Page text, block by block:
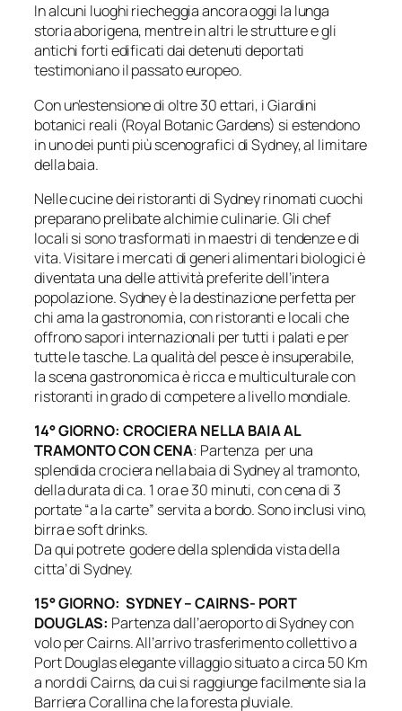
In alcuni luoghi riecheggia ancora oggi la lunga
storia aborigena, mentre in altri le strutture e gli
antichi forti edificati dai detenuti deportati
testimoniano il passato europeo.
Con un’estensione di oltre 30 ettari, i Giardini
botanici reali (Royal Botanic Gardens) si estendono
in uno dei punti più scenografici di Sydney, al limitare
della baia.
Nelle cucine dei ristoranti di Sydney rinomati cuochi
preparano prelibate alchimie culinarie. Gli chef
locali si sono trasformati in maestri di tendenze e di
vita. Visitare i mercati di generi alimentari biologici è
diventata una delle attività preferite dell’intera
popolazione. Sydney è la destinazione perfetta per
chi ama la gastronomia, con ristoranti e locali che
offrono sapori internazionali per tutti i palati e per
tutte le tasche. La qualità del pesce è insuperabile,
la scena gastronomica è ricca e multiculturale con
ristoranti in grado di competere a livello mondiale.
14° GIORNO: CROCIERA NELLA BAIA AL
TRAMONTO CON CENA: Partenza per una
splendida crociera nella baia di Sydney al tramonto,
della durata di ca. 1 ora e 30 minuti, con cena di 3
portate “a la carte” servita a bordo. Sono inclusi vino,
birra e soft drinks.
Da qui potrete godere della splendida vista della
citta’ di Sydney.
15° GIORNO: SYDNEY – CAIRNS- PORT
DOUGLAS: Partenza dall’aeroporto di Sydney con
volo per Cairns. All’arrivo trasferimento collettivo a
Port Douglas elegante villaggio situato a circa 50 Km
a nord di Cairns, da cui si raggiunge facilmente sia la
Barriera Corallina che la foresta pluviale.